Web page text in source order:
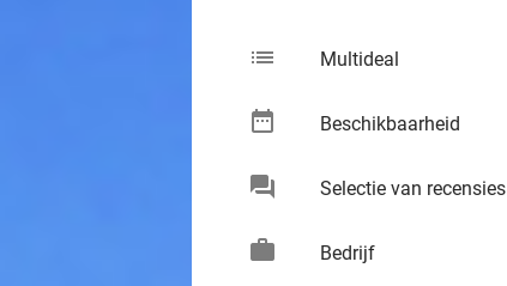
list Multideal
date_range Beschikbaarheid
chat Selectie van recensies
work Bedrijf